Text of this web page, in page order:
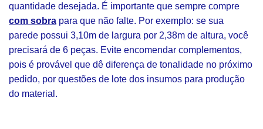
quantidade desejada. É importante que sempre compre
com sobra para que não falte. Por exemplo: se sua
parede possui 3,10m de largura por 2,38m de altura, você
precisará de 6 peças. Evite encomendar complementos,
pois é provável que dê diferença de tonalidade no próximo
pedido, por questões de lote dos insumos para produção
do material.